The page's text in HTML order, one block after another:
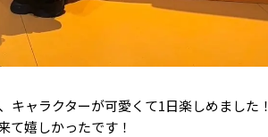
ャラクターが可愛くて1日楽しめました！
て嬉しかったです！